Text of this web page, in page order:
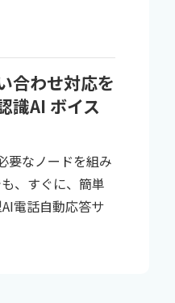
合わせ対応を
識AI ボイス
要なノードを組み
、すぐに、簡単
電話自動応答サ